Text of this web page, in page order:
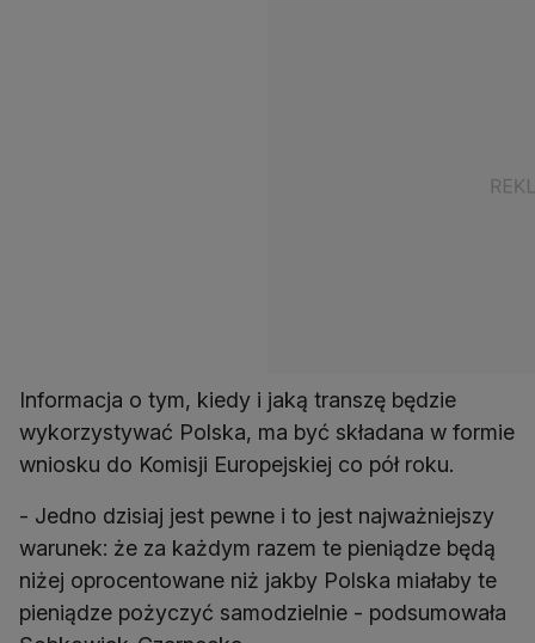
Informacja o tym, kiedy i jaką transzę będzie
wykorzystywać Polska, ma być składana w formie
wniosku do Komisji Europejskiej co pół roku.
- Jedno dzisiaj jest pewne i to jest najważniejszy
warunek: że za każdym razem te pieniądze będą
niżej oprocentowane niż jakby Polska miałaby te
pieniądze pożyczyć samodzielnie - podsumowała